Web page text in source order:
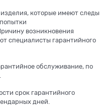
которые имеют следы
возникновения
специалисты гарантийного
обслуживание, по
срок гарантийного
дней.